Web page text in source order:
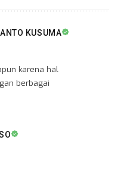
KUSUMA
karena hal
berbagai